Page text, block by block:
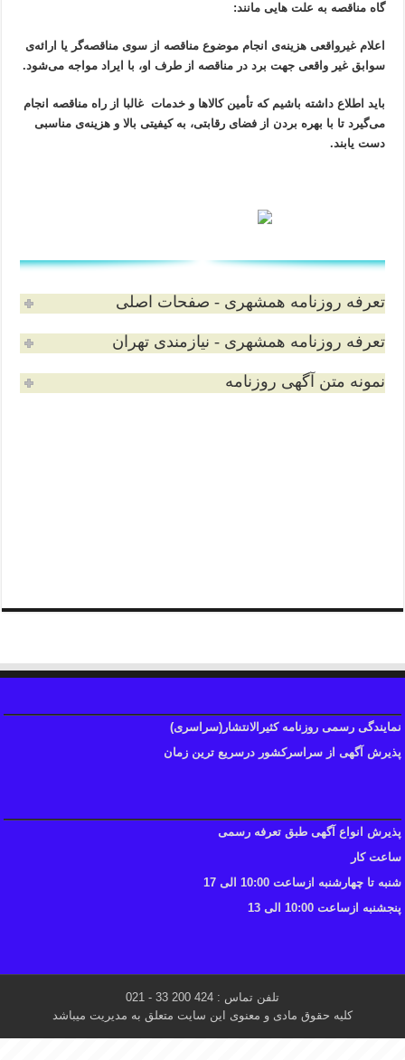
گاه مناقصه به علت هایی مانند:
اعلام غیرواقعی هزینه‌ی انجام موضوع مناقصه از سوی مناقصه‌گر یا ارائه‌ی
سوابق غیر واقعی جهت برد در مناقصه از طرف او، با ایراد مواجه می‌شود.
باید اطلاع داشته باشیم که تأمین کالاها و خدمات غالبا از راه مناقصه انجام
می‌گیرد تا با بهره بردن از فضای رقابتی، به کیفیتی بالا و هزینه‌ی مناسبی
دست یابند.
تعرفه روزنامه همشهری - صفحات اصلی
تعرفه روزنامه همشهری - نیازمندی تهران
نمونه متن آگهی روزنامه
نمایندگی رسمی روزنامه کثیرالانتشار(سراسری)
پذیرش آگهی از سراسرکشور درسریع ترین زمان
پذیرش انواع آگهی طبق تعرفه رسمی
ساعت کار
شنبه تا چهارشنبه ازساعت 10:00 الی 17
پنجشنبه ازساعت 10:00 الی 13
تلفن تماس : 424 200 33 - 021
کلیه حقوق مادی و معنوی این سایت متعلق به مدیریت میباشد